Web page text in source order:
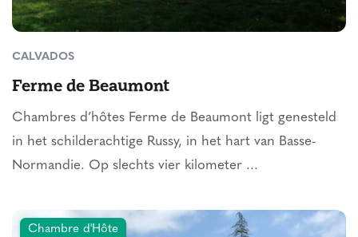
CALVADOS
Ferme de Beaumont
Chambres d’hôtes Ferme de Beaumont ligt genesteld
in het schilderachtige Russy, in het hart van Basse-
Normandie. Op slechts vier kilometer ...
Chambre d'Hôte